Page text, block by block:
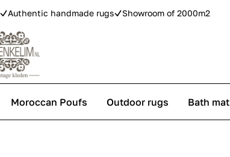
Authentic handmade rugs Showroom of 2000m2
Moroccan Poufs Outdoor rugs Bath mat